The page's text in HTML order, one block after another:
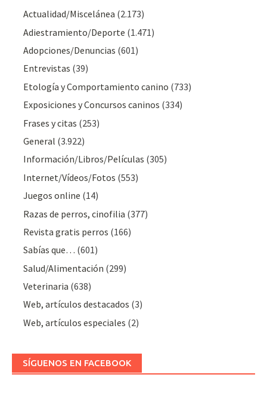
Actualidad/Miscelánea (2.173)
Adiestramiento/Deporte (1.471)
Adopciones/Denuncias (601)
Entrevistas (39)
Etología y Comportamiento canino (733)
Exposiciones y Concursos caninos (334)
Frases y citas (253)
General (3.922)
Información/Libros/Películas (305)
Internet/Vídeos/Fotos (553)
Juegos online (14)
Razas de perros, cinofilia (377)
Revista gratis perros (166)
Sabías que… (601)
Salud/Alimentación (299)
Veterinaria (638)
Web, artículos destacados (3)
Web, artículos especiales (2)
SÍGUENOS EN FACEBOOK